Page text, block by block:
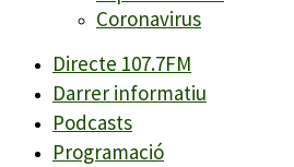
Coronavirus
Directe 107.7FM
Darrer informatiu
Podcasts
Programació